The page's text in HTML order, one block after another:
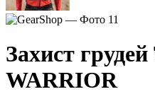
Захист
WARRIOR